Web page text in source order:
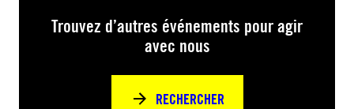
Trouvez d’autres événements pour agir
avec nous
RECHERCHER